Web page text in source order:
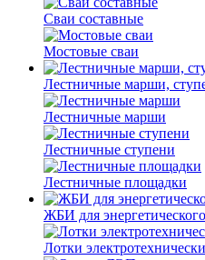
Сваи составные
Мостовые сваи
Лестничные марши,
Лестничные марши
Лестничные ступени
Лестничные площадки
ЖБИ для энергетического
Лотки